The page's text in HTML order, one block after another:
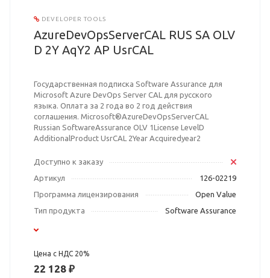
DEVELOPER TOOLS
AzureDevOpsServerCAL RUS SA OLV
D 2Y AqY2 AP UsrCAL
Государственная подписка Software Assurance для
Microsoft Azure DevOps Server CAL для русского
языка. Оплата за 2 года во 2 год действия
соглашения. Microsoft®AzureDevOpsServerCAL
Russian SoftwareAssurance OLV 1License LevelD
AdditionalProduct UsrCAL 2Year Acquiredyear2
Доступно к заказу
Артикул
126-02219
Программа лицензирования
Open Value
Тип продукта
Software Assurance
Цена с НДС 20%
22 128 ₽